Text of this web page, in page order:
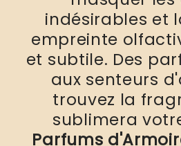
indésirables et
empreinte
et subtile. Des
aux senteurs
trouvez la
sublimera
Parfums